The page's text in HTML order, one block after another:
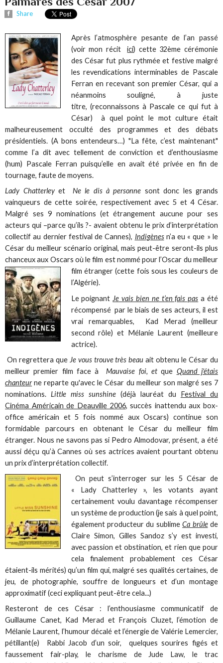
Share
Après l’atmosphère pesante de l’an passé
(voir mon récitici) cette 32ème cérémonie
des César fut plus rythmée et festive malgré
les revendications interminables de Pascale
Ferran en recevant son premier César, qui a
néanmoins souligné, à juste
titre, (reconnaissons à Pascale ce qui fut à
César) à quel point le mot culture était
malheureusement occulté des programmes et des débats
présidentiels. (A bons entendeurs…) "La fête, c’est maintenant"
comme l’a dit avec tellement de conviction et d’enthousiasme
(hum) Pascale Ferran puisqu’elle en avait été privée en fin de
tournage, faute de moyens.
Lady Chatterleyet Ne le dis à personne sont donc les grands
vainqueurs de cette soirée, respectivement avec 5 et 4 César.
Malgré ses 9 nominations (et étrangement aucune pour ses
acteurs qui –parce qu’ils ?- avaient obtenu le prix d’interprétation
collectif au dernier festival de Cannes), Indigènesn’a eu « que » le
César du meilleur scénario original, mais peut-être seront-ils plus
chanceux aux Oscars où le film est nommé pour l’Oscar du meilleur
film étranger (cette fois sous les couleurs de
l’Algérie).
Le poignant Je vais bien ne t’en fais pas a été
récompensé par le biais de ses acteurs, il est
vrai remarquables, Kad Merad (meilleur
second rôle) et Mélanie Laurent (meilleure
actrice).
On regrettera que Je vous trouve très beau ait obtenu le César du
meilleur premier film face àMauvaise foi, etque Quand j'étais
chanteurne reparte qu'avec le César du meilleur son malgré ses 7
nominations.Little miss sunshine (déjà lauréat du Festival du
Cinéma Américain de Deauville 2006, succès inattendu aux box-
office américain et 5 fois nommé aux Oscars) continue son
formidable parcours en obtenant le César du meilleur film
étranger. Nous ne savons pas si Pedro Almodovar, présent, a été
aussi déçu qu’à Cannes où ses actrices avaient pourtant obtenu
un prix d’interprétation collectif.
On peut s’interroger sur les 5 César de
« Lady Chatterley », les votants ayant
certainement voulu davantage récompenser
un système de production (je sais à quel point,
également producteur du sublimeCa brûlede
Claire Simon, Gilles Sandoz s’y est investi,
avec passion et obstination, et rien que pour
cela finalement probablement ces César
étaient-ils mérités) qu’un film qui, malgré ses qualités certaines, de
jeu, de photographie, souffre de longueurs et d’un montage
approximatif (ceci expliquant peut-être cela...)
Resteront de ces César : l’enthousiasme communicatif de
Guillaume Canet, Kad Merad et François Cluzet, l’émotion de
Mélanie Laurent, l’humour décalé et l’énergie de Valérie Lemercier,
pétillant(e) Rabbi Jacob d’un soir, quelques sourires figés et
faussement fair-play, le charisme de Jude Law, le trac